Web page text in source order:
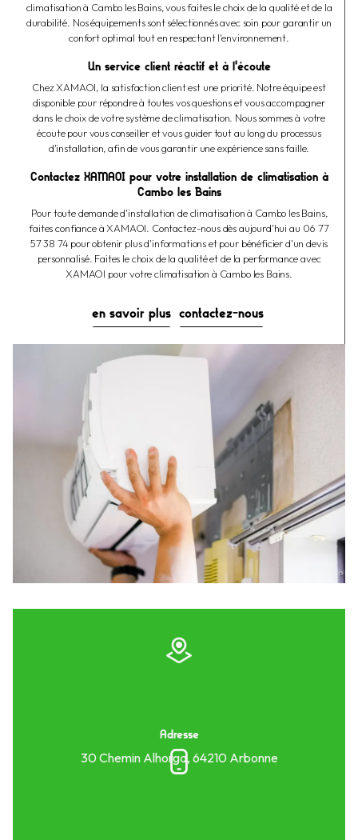
climatisation à Cambo les Bains, vous faites le choix de la qualité et de la
durabilité. Nos équipements sont sélectionnés avec soin pour garantir un
confort optimal tout en respectant l'environnement.
Un service client réactif et à l'écoute
Chez XAMAOI, la satisfaction client est une priorité. Notre équipe est
disponible pour répondre à toutes vos questions et vous accompagner
dans le choix de votre système de climatisation. Nous sommes à votre
écoute pour vous conseiller et vous guider tout au long du processus
d'installation, afin de vous garantir une expérience sans faille.
Contactez XAMAOI pour votre installation de climatisation à
Cambo les Bains
Pour toute demande d'installation de climatisation à Cambo les Bains,
faites confiance à XAMAOI. Contactez-nous dès aujourd'hui au 06 77
57 38 74 pour obtenir plus d'informations et pour bénéficier d'un devis
personnalisé. Faites le choix de la qualité et de la performance avec
XAMAOI pour votre climatisation à Cambo les Bains.
en savoir plus contactez-nous
Adresse
30 Chemin Alhorga, 64210 Arbonne